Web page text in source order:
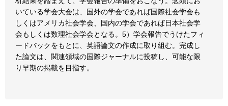
いている学会大会は、国外の学会であれば国際社会学会も
しくはアメリカ社会学会、国内の学会であれば日本社会学
会もしくは数理社会学会となる。5）学会報告でうけたフィ
ードバックをもとに、英語論文の作成に取り組む。完成し
た論文は、関連領域の国際ジャーナルに投稿し、可能な限
り早期の掲載を目指す。